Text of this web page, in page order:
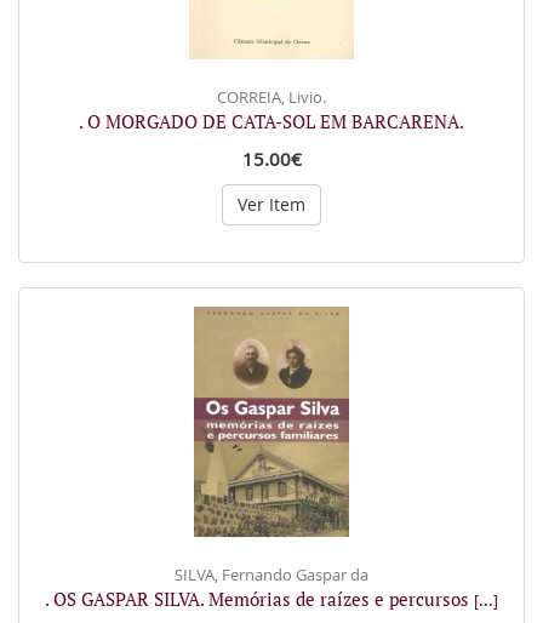
CORREIA, Livio.
. O MORGADO DE CATA-SOL EM BARCARENA.
15.00€
Ver Item
SILVA, Fernando Gaspar da
. OS GASPAR SILVA. Memórias de raízes e percursos [...]